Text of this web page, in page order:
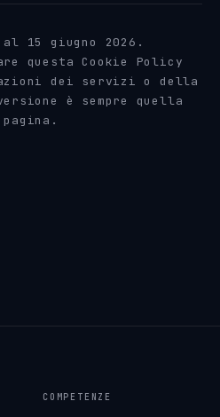
al 15 giugno 2026.
questa Cookie Policy
dei servizi o della
è sempre quella
COMPETENZE